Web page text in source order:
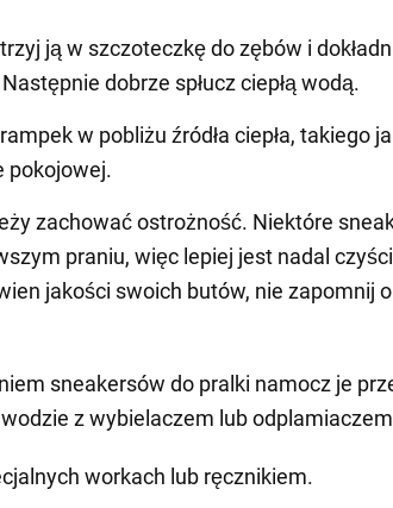
ją w szczoteczkę do zębów i
dobrze spłucz ciepłą wodą.
w pobliżu źródła ciepła, takiego
pokojowej.
zachować ostrożność. Niektóre
praniu, więc lepiej jest nadal
jakości swoich butów, nie zapomnij
sneakersów do pralki namocz je
wodzie z wybielaczem lub
workach lub ręcznikiem.